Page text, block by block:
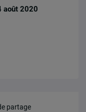
août 2020
partage